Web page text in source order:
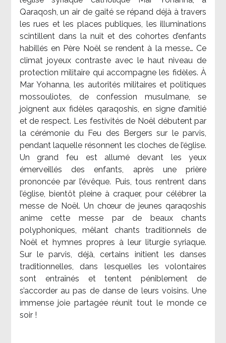
Qaraqosh, un air de gaité se répand déjà à travers
les rues et les places publiques, les illuminations
scintillent dans la nuit et des cohortes d’enfants
habillés en Père Noël se rendent à la messe… Ce
climat joyeux contraste avec le haut niveau de
protection militaire qui accompagne les fidèles. À
Mar Yohanna, les autorités militaires et politiques
mossouliotes, de confession musulmane, se
joignent aux fidèles qaraqoshis, en signe d’amitié
et de respect. Les festivités de Noël débutent par
la cérémonie du Feu des Bergers sur le parvis,
pendant laquelle résonnent les cloches de l’église.
Un grand feu est allumé devant les yeux
émerveillés des enfants, après une prière
prononcée par l’évêque. Puis, tous rentrent dans
l’église, bientôt pleine à craquer, pour célébrer la
messe de Noël. Un chœur de jeunes qaraqoshis
anime cette messe par de beaux chants
polyphoniques, mêlant chants traditionnels de
Noël et hymnes propres à leur liturgie syriaque.
Sur le parvis, déjà, certains initient les danses
traditionnelles, dans lesquelles les volontaires
sont entraînés et tentent péniblement de
s’accorder au pas de danse de leurs voisins. Une
immense joie partagée réunit tout le monde ce
soir !